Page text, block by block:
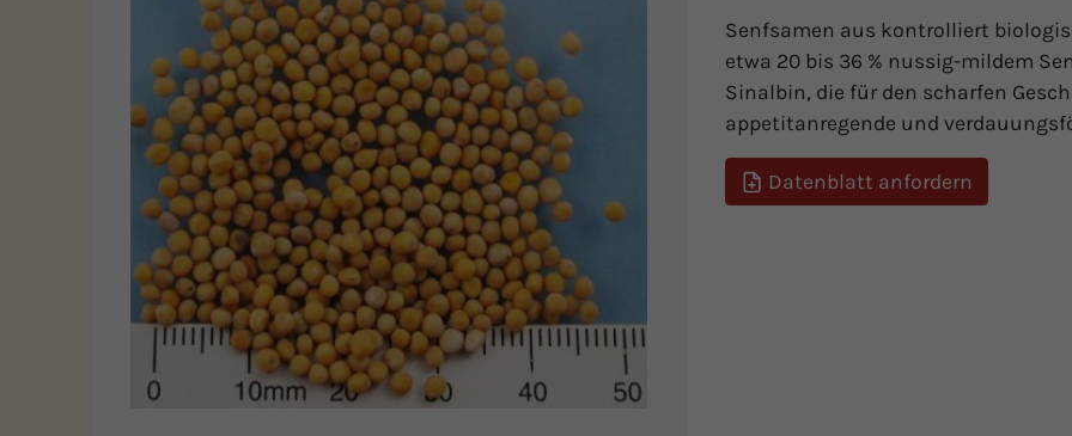
Senfsamen aus kontrolliert
etwa 20 bis 36 % nussig-mildem
Sinalbin, die für den scharfen
appetitanregende und
Datenblatt anfordern